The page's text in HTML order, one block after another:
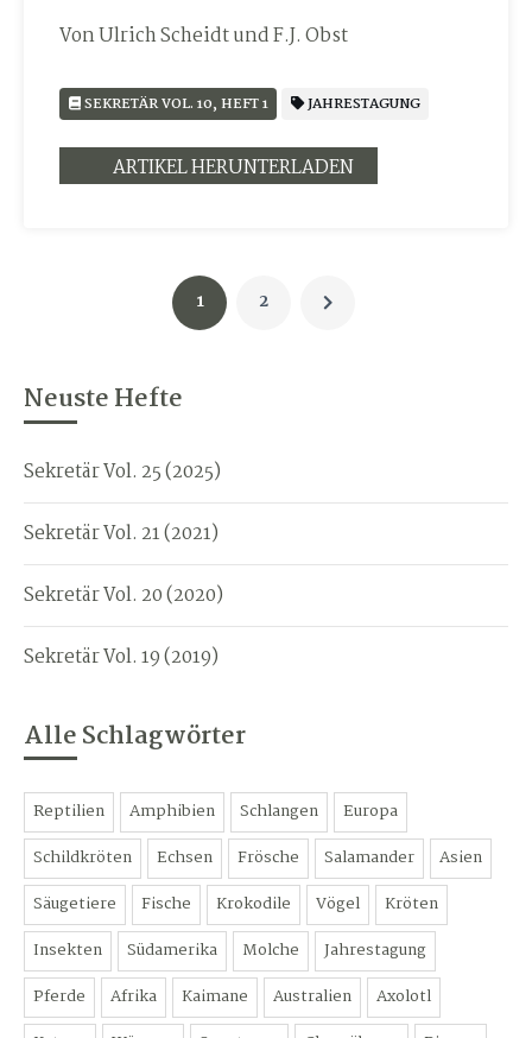
Von Ulrich Scheidt und F.J. Obst
SEKRETÄR VOL. 10, HEFT 1 JAHRESTAGUNG
ARTIKEL HERUNTERLADEN
1 2
Neuste Hefte
Sekretär Vol. 25 (2025)
Sekretär Vol. 21 (2021)
Sekretär Vol. 20 (2020)
Sekretär Vol. 19 (2019)
Alle Schlagwörter
Reptilien Amphibien Schlangen
Europa
Schildkröten
Echsen Frösche Salamander
Asien
Säugetiere
Fische Krokodile Vögel
Kröten
Insekten
Südamerika Molche
Jahrestagung
Pferde
Afrika Kaimane Australien
Axolotl